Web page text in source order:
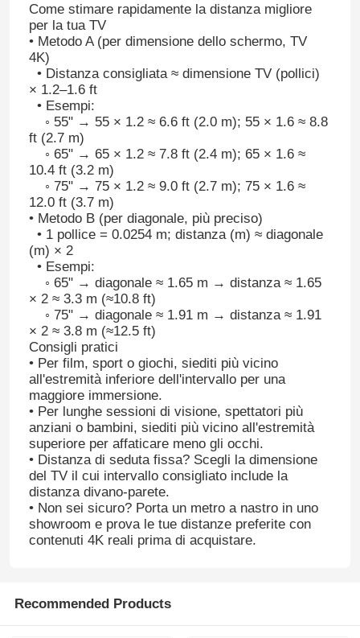
Come stimare rapidamente la distanza migliore
per la tua TV
• Metodo A (per dimensione dello schermo, TV
4K)
• Distanza consigliata ≈ dimensione TV (pollici)
× 1.2–1.6 ft
• Esempi:
◦ 55" → 55 × 1.2 ≈ 6.6 ft (2.0 m); 55 × 1.6 ≈ 8.8
ft (2.7 m)
◦ 65" → 65 × 1.2 ≈ 7.8 ft (2.4 m); 65 × 1.6 ≈
10.4 ft (3.2 m)
◦ 75" → 75 × 1.2 ≈ 9.0 ft (2.7 m); 75 × 1.6 ≈
12.0 ft (3.7 m)
• Metodo B (per diagonale, più preciso)
• 1 pollice = 0.0254 m; distanza (m) ≈ diagonale
(m) × 2
• Esempi:
◦ 65" → diagonale ≈ 1.65 m → distanza ≈ 1.65
× 2 ≈ 3.3 m (≈10.8 ft)
◦ 75" → diagonale ≈ 1.91 m → distanza ≈ 1.91
× 2 ≈ 3.8 m (≈12.5 ft)
Consigli pratici
• Per film, sport o giochi, siediti più vicino
all'estremità inferiore dell'intervallo per una
maggiore immersione.
• Per lunghe sessioni di visione, spettatori più
anziani o bambini, siediti più vicino all'estremità
superiore per affaticare meno gli occhi.
• Distanza di seduta fissa? Scegli la dimensione
del TV il cui intervallo consigliato include la
distanza divano-parete.
• Non sei sicuro? Porta un metro a nastro in uno
showroom e prova le tue distanze preferite con
contenuti 4K reali prima di acquistare.
Recommended Products